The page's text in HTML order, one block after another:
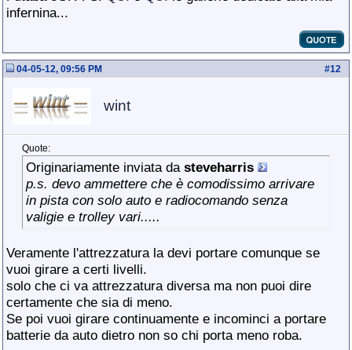
infernina...
#12
04-05-12, 09:56 PM
wint
Quote:
Originariamente inviata da steveharris
p.s. devo ammettere che è comodissimo arrivare
in pista con solo auto e radiocomando senza
valigie e trolley vari.....
Veramente l'attrezzatura la devi portare comunque se
vuoi girare a certi livelli.
solo che ci va attrezzatura diversa ma non puoi dire
certamente che sia di meno.
Se poi vuoi girare continuamente e incominci a portare
batterie da auto dietro non so chi porta meno roba.